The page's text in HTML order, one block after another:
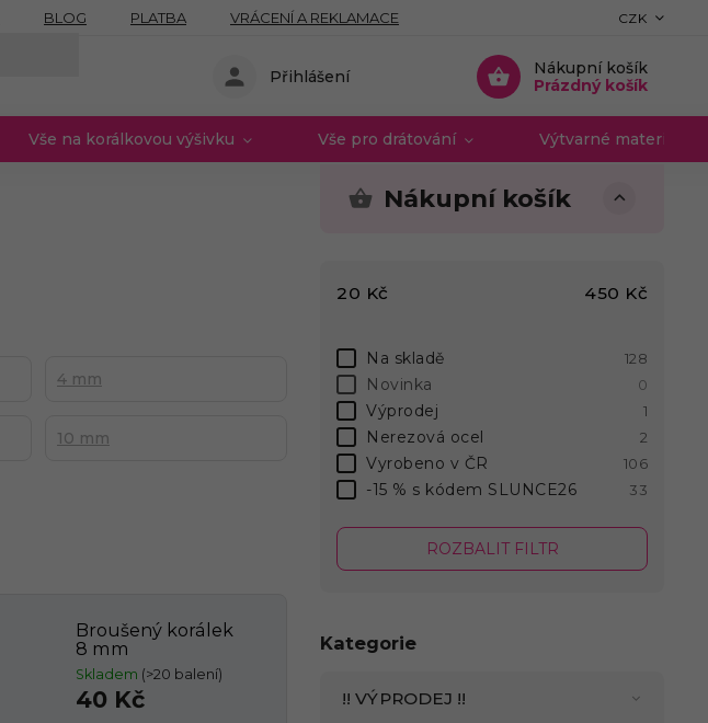
BLOG PLATBA
VRÁCENÍ A REKLAMACE
CZK
Nákupní košík
Prázdný košík
Přihlášení
Vše na korálkovou výšivku Vše pro drátování Výtvarné materiály a
Nákupní košík
20 Kč 450 Kč
Na skladě 128
Novinka 0
Výprodej 1
Nerezová ocel 2
Vyrobeno v ČR 106
-15 % s kódem SLUNCE26 33
ROZBALIT FILTR
Kategorie
!! VÝPRODEJ !!
4 mm
10 mm
Broušený korálek
8 mm
Skladem (>20 balení)
40 Kč